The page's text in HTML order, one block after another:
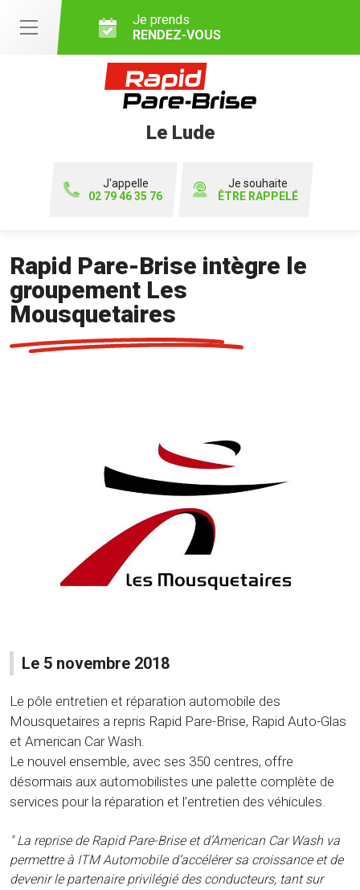
Je prends
RENDEZ-VOUS
Le Lude
J'appelle
02 79 46 35 76
Je souhaite
ÊTRE RAPPELÉ
Rapid Pare-Brise intègre le
groupement Les
Mousquetaires
Le 5 novembre 2018
Le pôle entretien et réparation automobile des
Mousquetaires a repris Rapid Pare-Brise, Rapid Auto-Glas
et American Car Wash.
Le nouvel ensemble, avec ses 350 centres, offre
désormais aux automobilistes une palette complète de
services pour la réparation et l’entretien des véhicules.
" La reprise de Rapid Pare-Brise et d’American Car Wash va
permettre à ITM Automobile d’accélérer sa croissance et de
devenir le partenaire privilégié des conducteurs, tant sur